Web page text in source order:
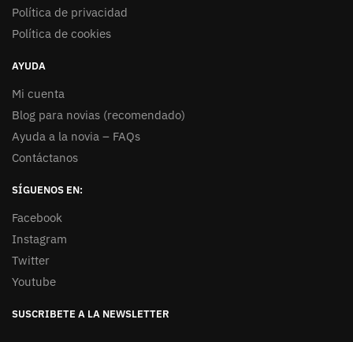
Política de privacidad
Política de cookies
AYUDA
Mi cuenta
Blog para novias (recomendado)
Ayuda a la novia – FAQs
Contáctanos
SÍGUENOS EN:
Facebook
Instagram
Twitter
Youtube
SUSCRIBETE A LA NEWSLETTER